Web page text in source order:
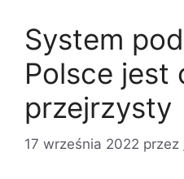
System
Polsce jest
przejrzysty
17 września 2022 przez